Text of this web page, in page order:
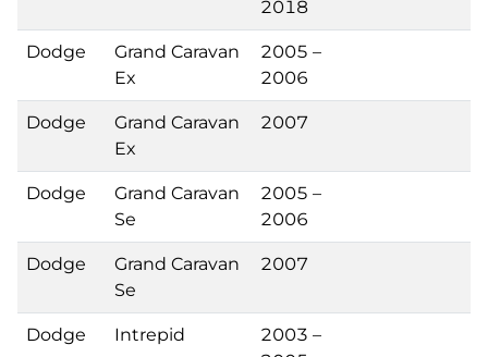
2018
Dodge
Grand Caravan
Ex
2005 –
2006
Dodge
Grand Caravan
Ex
2007
Dodge
Grand Caravan
Se
2005 –
2006
Dodge
Grand Caravan
Se
2007
Dodge Intrepid
2003 –